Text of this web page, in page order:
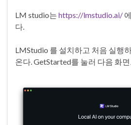
LM studio는 https://lmstudio.ai/
다.
LMStudio 를 설치하고 처음 실행
온다. GetStarted를 눌러 다음 화